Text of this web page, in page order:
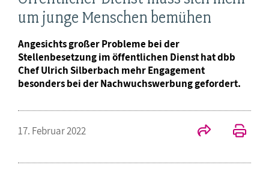
um junge Menschen bemühen
Angesichts großer Probleme bei der
Stellenbesetzung im öffentlichen Dienst hat dbb
Chef Ulrich Silberbach mehr Engagement
besonders bei der Nachwuchswerbung gefordert.
17. Februar 2022